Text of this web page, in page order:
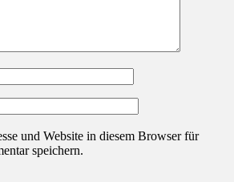
und Website in diesem Browser für
speichern.